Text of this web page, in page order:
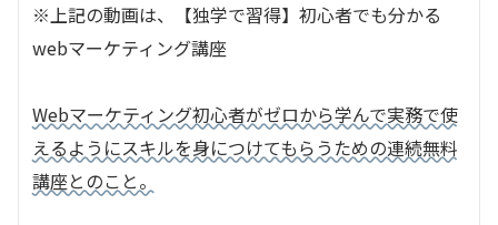
※上記の動画は、【独学で習得】初心者でも分かる
webマーケティング講座
Webマーケティング初心者がゼロから学んで実務で使
えるようにスキルを身につけてもらうための連続無料
講座とのこと。